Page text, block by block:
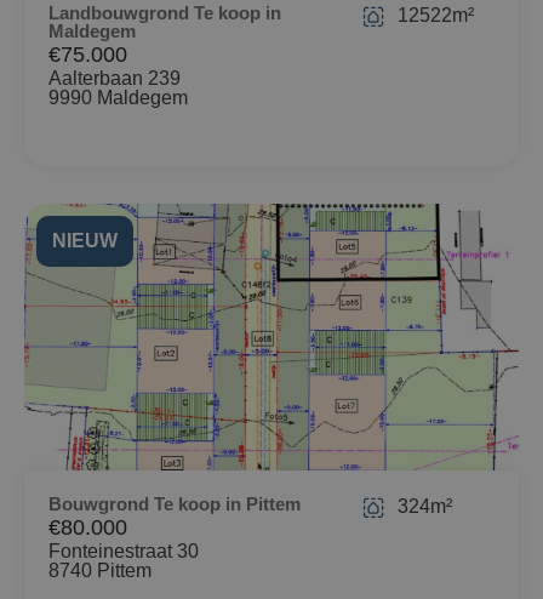
Landbouwgrond Te koop in
Maldegem
€75.000
Aalterbaan 239
9990 Maldegem
12522m²
NIEUW
Bouwgrond Te koop in Pittem
€80.000
Fonteinestraat 30
8740 Pittem
324m²